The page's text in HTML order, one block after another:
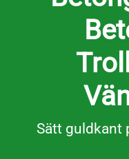
Sätt guldkant